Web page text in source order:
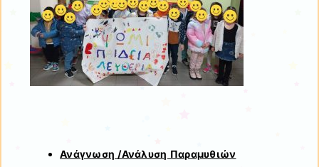
Ανάγνωση /Ανάλυση Παραμυθιών